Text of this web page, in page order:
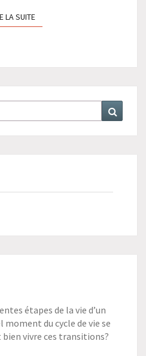
LA SUITELIRE LA SUITE
étapes de la vie d’un
du cycle de vie se
vivre ces transitions?